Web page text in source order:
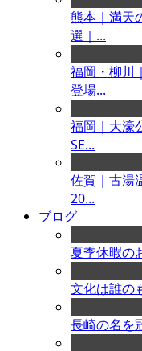
熊本｜満天
選｜...
福岡・柳川
登場...
福岡｜大濠
SE...
佐賀｜古湯
20...
ブログ
夏季休暇の
文化は誰の
長崎の名を